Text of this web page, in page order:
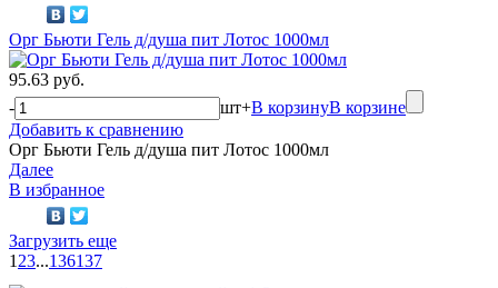
Орг Бьюти Гель д/душа пит Лотос 1000мл
95.63 руб.
-
шт+В корзинуВ корзине
Добавить к сравнению
Орг Бьюти Гель д/душа пит Лотос 1000мл
Далее
В избранное
Загрузить еще
1 23...136137